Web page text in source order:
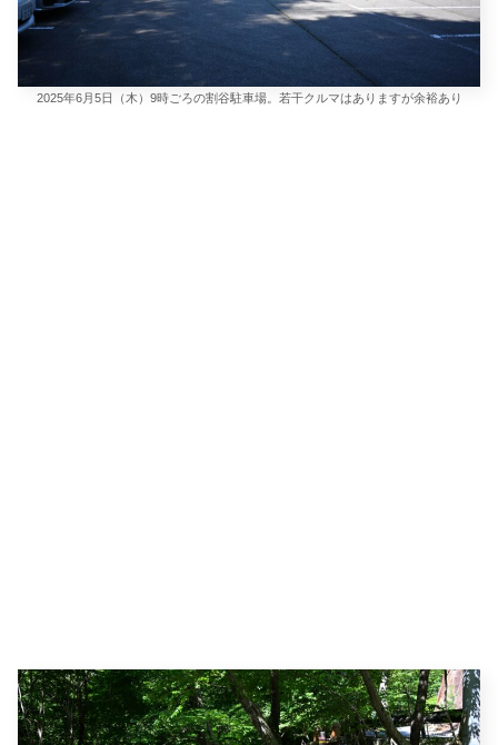
2025年6月5日（木）9時ごろの割谷駐車場。若干クルマはありますが余裕あり